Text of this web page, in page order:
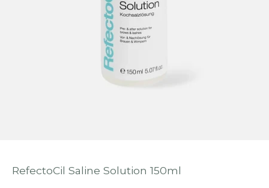
RefectoCil Saline Solution 150ml